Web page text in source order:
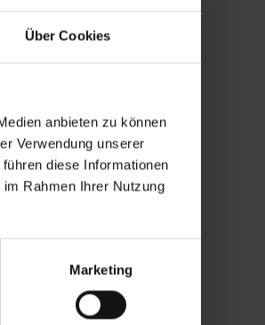
Über Cookies
anbieten zu können
Verwendung unserer
diese Informationen
Rahmen Ihrer Nutzung
Marketing